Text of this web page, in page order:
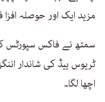
مزید ایک اور حوصلہ
سمتھ نے فاکس سپورٹس
ٹریوس ہیڈ کی شاندار
اچھا لگا۔